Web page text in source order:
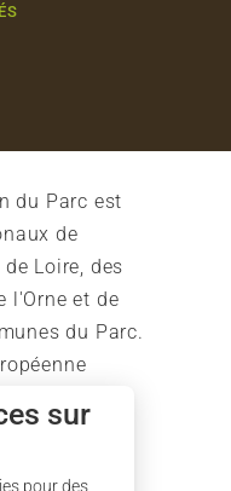
du Parc est
de
Loire, des
l'Orne et de
du Parc.
du Parc.
sur
pour des